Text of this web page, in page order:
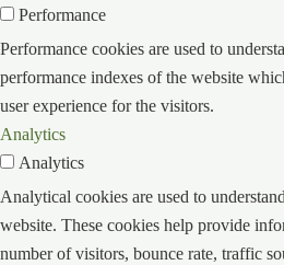
Performance
Performance cookies are used to
performance indexes of the website
user experience for the visitors.
Analytics
Analytics
Analytical cookies are used to
website. These cookies help provide
number of visitors, bounce rate, traffic